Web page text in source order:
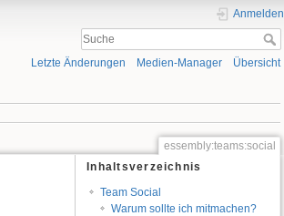
Anmelden
Letzte Änderungen Medien-Manager Übersicht
essembly:teams:social
Inhaltsverzeichnis
Team Social
Warum sollte ich mitmachen?